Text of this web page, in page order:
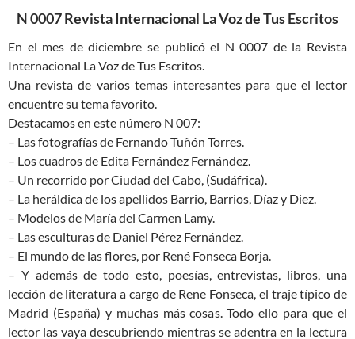
N 0007 Revista Internacional La Voz de Tus Escritos
En el mes de diciembre se publicó el N 0007 de la Revista
Internacional La Voz de Tus Escritos.
Una revista de varios temas interesantes para que el lector
encuentre su tema favorito.
Destacamos en este número N 007:
– Las fotografías de Fernando Tuñón Torres.
– Los cuadros de Edita Fernández Fernández.
– Un recorrido por Ciudad del Cabo, (Sudáfrica).
– La heráldica de los apellidos Barrio, Barrios, Díaz y Diez.
– Modelos de María del Carmen Lamy.
– Las esculturas de Daniel Pérez Fernández.
– El mundo de las flores, por René Fonseca Borja.
– Y además de todo esto, poesías, entrevistas, libros, una
lección de literatura a cargo de Rene Fonseca, el traje típico de
Madrid (España) y muchas más cosas. Todo ello para que el
lector las vaya descubriendo mientras se adentra en la lectura